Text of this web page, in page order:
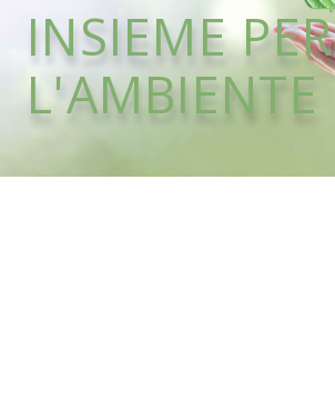
INSIEME PER
L'AMBIENTE